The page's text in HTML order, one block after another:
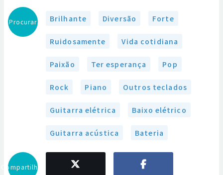
Procurar Brilhante Diversão Forte
Ruidosamente Vida cotidiana
Paixão Ter esperança Pop
Rock Piano Outros teclados
Guitarra elétrica Baixo elétrico
Guitarra acústica Bateria
Compartilhar